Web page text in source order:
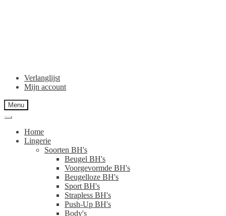
Verlanglijst
Mijn account
Menu
Home
Lingerie
Soorten BH's
Beugel BH's
Voorgevormde BH's
Beugelloze BH's
Sport BH's
Strapless BH's
Push-Up BH's
Body's